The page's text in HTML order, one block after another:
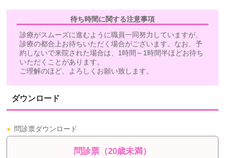
待ち時間に関する注意事項
診療がスムーズに進むように職員一同努力していますが、
診療の都合上お待ちいただく場合がございます。なお、予
約しないで来院された場合は、1時間～1時間半ほどお待ち
いただくことがあります。
ご理解のほど、よろしくお願い致します。
ダウンロード
● 問診票ダウンロード
問診票（20歳未満）